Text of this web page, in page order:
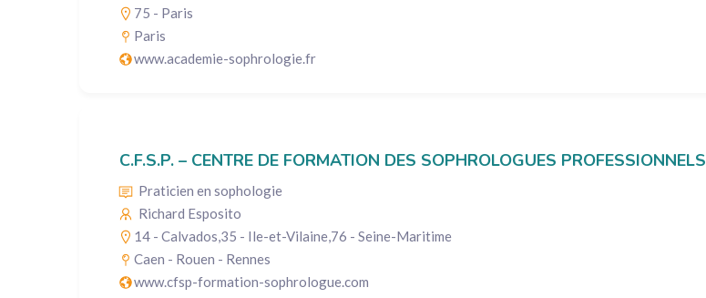
75 - Paris
Paris
www.academie-sophrologie.fr
C.F.S.P. – CENTRE DE FORMATION DES SOPHROLOGUES PROFESSIONNELS
Praticien en sophologie
Richard Esposito
14 - Calvados,35 - Ile-et-Vilaine,76 - Seine-Maritime
Caen - Rouen - Rennes
www.cfsp-formation-sophrologue.com